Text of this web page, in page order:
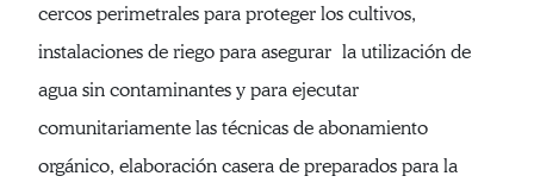
cercos perimetrales para proteger los cultivos,
instalaciones de riego para asegurar la utilización de
agua sin contaminantes y para ejecutar
comunitariamente las técnicas de abonamiento
orgánico, elaboración casera de preparados para la